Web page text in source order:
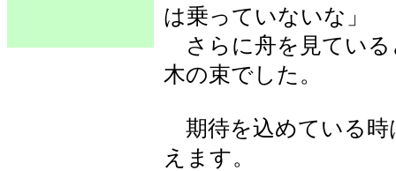
は乗っていないな」
さらに舟を見ている
木の束でした。
期待を込めている時
えます。